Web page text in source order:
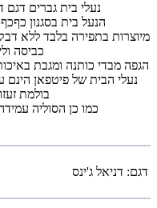
נעלי בית גברים דגם
הנעל בית בסגנון
כביסה
הגפה מבדי כותנה ומגבת
נעלי הבית של פיטפאן הינם
בולמת
כמו כן הסוליה
דגם: דניאל ג'ינס